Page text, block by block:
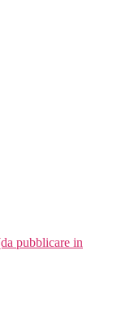
pubblicare in